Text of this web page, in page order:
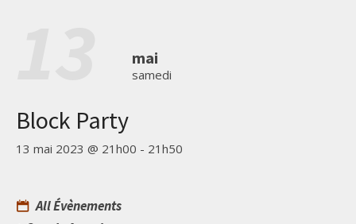
mai
samedi
Block Party
13 mai 2023 @ 21h00 - 21h50
All Évènements